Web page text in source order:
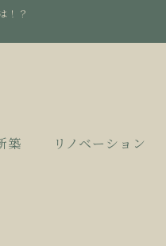
3
4 100年後も評価さ
4 家づ
！？
築 リノベーション